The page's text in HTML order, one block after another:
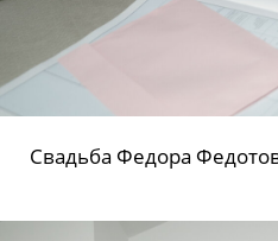
Свадьба Федора